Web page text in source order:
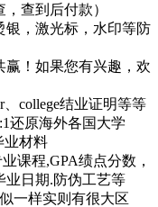
查到后付款）
银，激光标，水印等防
赢！如果您有兴趣，欢
college结业证明等等
还原海外各国大学
业材料
课程,GPA绩点分数，
业日期.防伪工艺等
一样实则有很大区